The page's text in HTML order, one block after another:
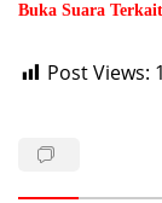
Buka Suara
Post Views: